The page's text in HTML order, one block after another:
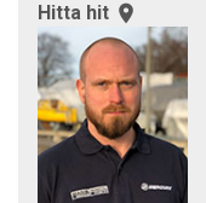
Hitta hit room